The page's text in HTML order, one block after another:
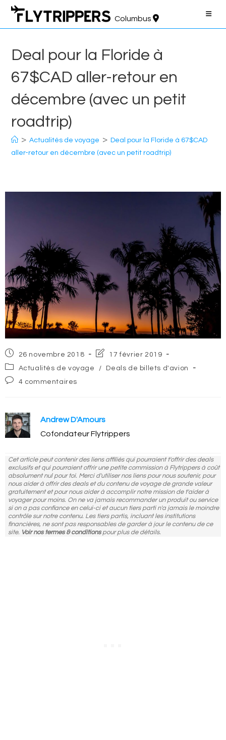
Aller
contenu
Columbus
Deal pour la Floride à
67$CAD aller-retour en
décembre (avec un petit
roadtrip)
> Actualités de voyage > Deal pour la Floride à 67$CAD
aller-retour en décembre (avec un petit roadtrip)
Post
published:
26 novembre 2018
Post
modified:
17 février 2019
Post
category:
Actualités de voyage /
Deals de billets d'avion
Post4 commentaires
Andrew D'Amours
Cofondateur Flytrippers
Cet article peut contenir des liens affiliés qui pourraient t'offrir des deals
exclusifs et qui pourraient offrir une petite commission à Flytrippers à coût
absolument nul pour toi. Merci d'utiliser nos liens pour nous soutenir, pour
nous aider à offrir des deals et du contenu de voyage de grande valeur
gratuitement et pour nous aider à accomplir notre mission de t'aider à
voyager pour moins. On ne va jamais recommander un produit ou service
si on a pas confiance en celui-ci et aucun tiers parti n'a jamais le moindre
contrôle sur notre contenu. Les tiers partis, incluant les institutions
financières, ne sont pas responsables de garder à jour le contenu de ce
site. Voir nos termes & conditionspour plus de détails.